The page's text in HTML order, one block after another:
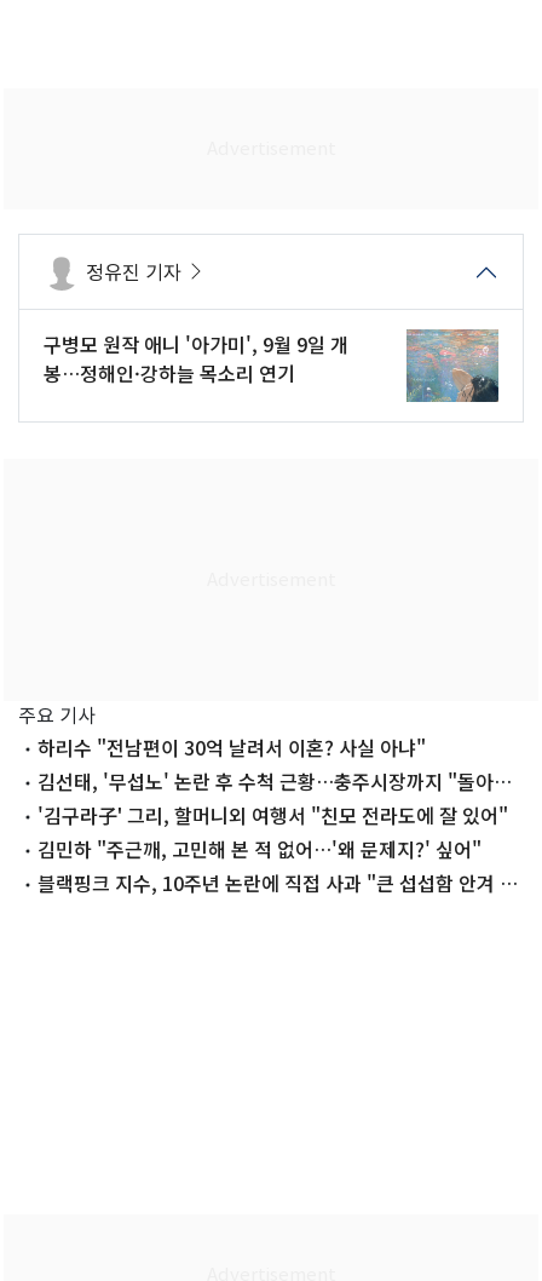
정유진 기자
구병모 원작 애니 '아가미', 9월 9일 개
봉…정해인·강하늘 목소리 연기
주요 기사
하리수 "전남편이 30억 날려서 이혼? 사실 아냐"
김선태, '무섭노' 논란 후 수척 근황…충주시장까지 "돌아올
생각 없냐?"
'김구라子' 그리, 할머니외 여행서 "친모 전라도에 잘 있어"
김민하 "주근깨, 고민해 본 적 없어…'왜 문제지?' 싶어"
블랙핑크 지수, 10주년 논란에 직접 사과 "큰 섭섭함 안겨 미